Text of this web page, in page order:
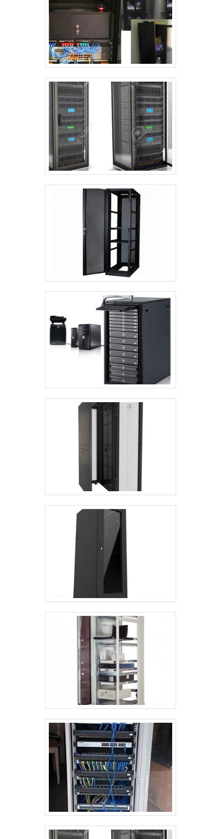
melhor para fidelizar os clientes. O time
é composto por colaboradores
prestativos e ágeis que estão
esperando seu contato para tirar
todas as suas dúvidas e melhor
atender.DEMAIS INFORMAÇÕES
INTERESSANTES SOBRE A
ORGANIZAÇÃONa Project Telecom tem
o que há de melhor no mercado de
fabricante de racks e soluções de
infraestrutura para TI, data centers,
cabeamento estruturado e chão de
fábrica. Prezando pelo que há de mais
moderno, traz inovações e variedades
em rack industrial e rack outdoor de
poste com ótima qualidade e
precisão.Para uma maior satisfação
dos clientes, a empresa busca investir
nos melhores profissionais do
mercado, e em instalações modernas,
garantindo assim, a sua confiança e
boa cotação no mercado. A Project
Telecom é uma empresa que tem feito
a diferença no mercado por toda
seriedade e qualidade, o que garante o
sucesso dos clientes de ponta a